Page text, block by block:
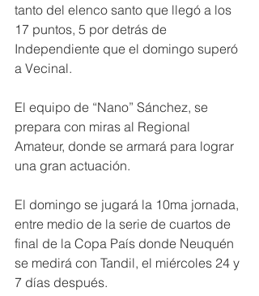
tanto del elenco santo que llegó a los
17 puntos, 5 por detrás de
Independiente que el domingo superó
a Vecinal.
El equipo de “Nano” Sánchez, se
prepara con miras al Regional
Amateur, donde se armará para lograr
una gran actuación.
El domingo se jugará la 10ma jornada,
entre medio de la serie de cuartos de
final de la Copa País donde Neuquén
se medirá con Tandil, el miércoles 24 y
7 días después.